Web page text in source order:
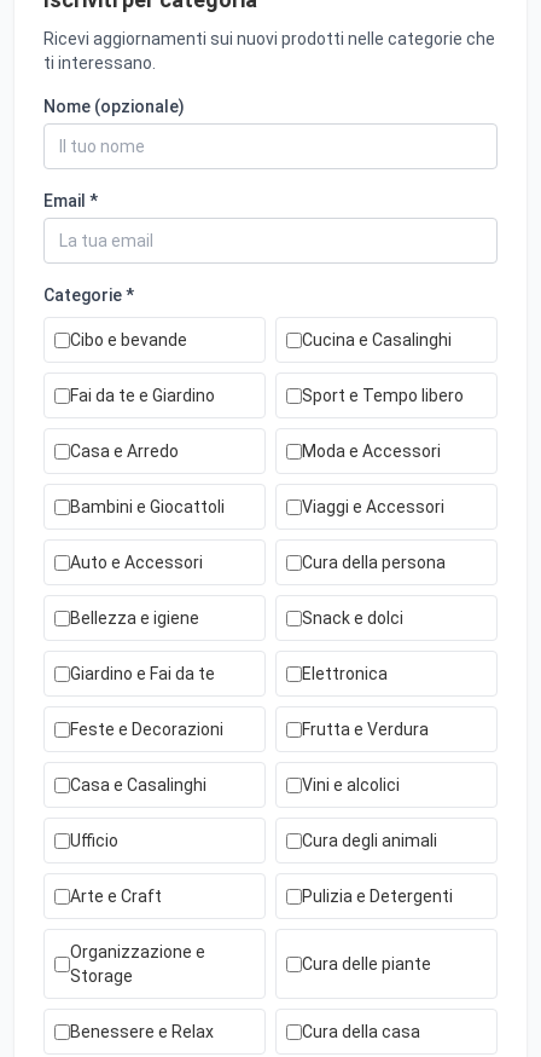
Ricevi aggiornamenti sui nuovi prodotti nelle categorie che
ti interessano.
Nome (opzionale)
Email *
Categorie *
Cibo e bevande Cucina e Casalinghi
Fai da te e Giardino Sport e Tempo libero
Casa e Arredo Moda e Accessori
Bambini e Giocattoli Viaggi e Accessori
Auto e Accessori Cura della persona
Bellezza e igiene Snack e dolci
Giardino e Fai da te Elettronica
Feste e Decorazioni Frutta e Verdura
Casa e Casalinghi Vini e alcolici
Ufficio Cura degli animali
Arte e Craft Pulizia e Detergenti
Organizzazione e
Storage
Cura delle piante
Benessere e Relax Cura della casa